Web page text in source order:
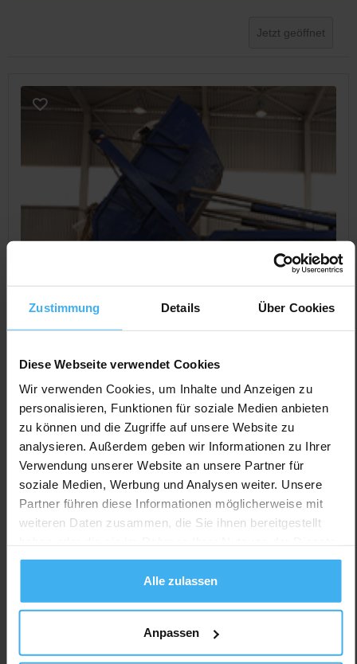
Zustimmung Details Über Cookies
Diese Webseite verwendet Cookies
Wir verwenden Cookies, um Inhalte und Anzeigen zu
personalisieren, Funktionen für soziale Medien anbieten
zu können und die Zugriffe auf unsere Website zu
analysieren. Außerdem geben wir Informationen zu Ihrer
Verwendung unserer Website an unsere Partner für
soziale Medien, Werbung und Analysen weiter. Unsere
Partner führen diese Informationen möglicherweise mit
weiteren Daten zusammen, die Sie ihnen bereitgestellt
gesammelt haben.
Alle zulassen
Anpassen
Jetzt geöffnet
CONTAINERDIENST
a&p Baumaschinen GmbH
Noch keine Bewertung
Augartenstr. 15, 76698 Ubstadt-Weiher (Stettfeld),
Deutschland
Auf Karte Anzeigen